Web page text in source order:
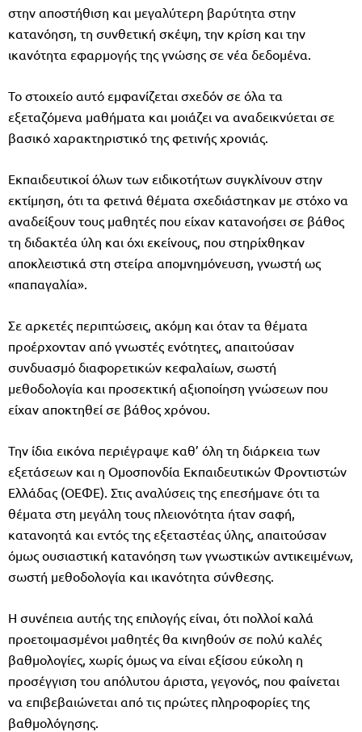
στην αποστήθιση και μεγαλύτερη βαρύτητα στην
κατανόηση, τη συνθετική σκέψη, την κρίση και την
ικανότητα εφαρμογής της γνώσης σε νέα δεδομένα.
Το στοιχείο αυτό εμφανίζεται σχεδόν σε όλα τα
εξεταζόμενα μαθήματα και μοιάζει να αναδεικνύεται σε
βασικό χαρακτηριστικό της φετινής χρονιάς.
Εκπαιδευτικοί όλων των ειδικοτήτων συγκλίνουν στην
εκτίμηση, ότι τα φετινά θέματα σχεδιάστηκαν με στόχο να
αναδείξουν τους μαθητές που είχαν κατανοήσει σε βάθος
τη διδακτέα ύλη και όχι εκείνους, που στηρίχθηκαν
αποκλειστικά στη στείρα απομνημόνευση, γνωστή ως
«παπαγαλία».
Σε αρκετές περιπτώσεις, ακόμη και όταν τα θέματα
προέρχονταν από γνωστές ενότητες, απαιτούσαν
συνδυασμό διαφορετικών κεφαλαίων, σωστή
μεθοδολογία και προσεκτική αξιοποίηση γνώσεων που
είχαν αποκτηθεί σε βάθος χρόνου.
Την ίδια εικόνα περιέγραψε καθ’ όλη τη διάρκεια των
εξετάσεων και η Ομοσπονδία Εκπαιδευτικών Φροντιστών
Ελλάδας (ΟΕΦΕ). Στις αναλύσεις της επεσήμανε ότι τα
θέματα στη μεγάλη τους πλειονότητα ήταν σαφή,
κατανοητά και εντός της εξεταστέας ύλης, απαιτούσαν
όμως ουσιαστική κατανόηση των γνωστικών αντικειμένων,
σωστή μεθοδολογία και ικανότητα σύνθεσης.
Η συνέπεια αυτής της επιλογής είναι, ότι πολλοί καλά
προετοιμασμένοι μαθητές θα κινηθούν σε πολύ καλές
βαθμολογίες, χωρίς όμως να είναι εξίσου εύκολη η
προσέγγιση του απόλυτου άριστα, γεγονός, που φαίνεται
να επιβεβαιώνεται από τις πρώτες πληροφορίες της
βαθμολόγησης.